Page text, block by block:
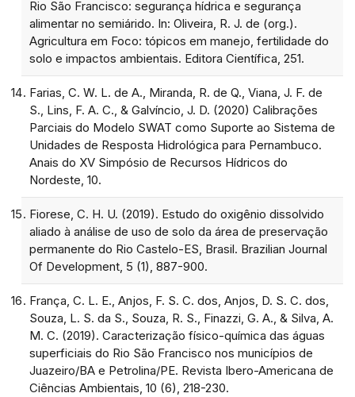
Rio São Francisco: segurança hídrica e segurança
alimentar no semiárido. In: Oliveira, R. J. de (org.).
Agricultura em Foco: tópicos em manejo, fertilidade do
solo e impactos ambientais. Editora Científica, 251.
Farias, C. W. L. de A., Miranda, R. de Q., Viana, J. F. de
S., Lins, F. A. C., & Galvíncio, J. D. (2020) Calibrações
Parciais do Modelo SWAT como Suporte ao Sistema de
Unidades de Resposta Hidrológica para Pernambuco.
Anais do XV Simpósio de Recursos Hídricos do
Nordeste, 10.
Fiorese, C. H. U. (2019). Estudo do oxigênio dissolvido
aliado à análise de uso de solo da área de preservação
permanente do Rio Castelo-ES, Brasil. Brazilian Journal
Of Development, 5 (1), 887-900.
França, C. L. E., Anjos, F. S. C. dos, Anjos, D. S. C. dos,
Souza, L. S. da S., Souza, R. S., Finazzi, G. A., & Silva, A.
M. C. (2019). Caracterização físico-química das águas
superficiais do Rio São Francisco nos municípios de
Juazeiro/BA e Petrolina/PE. Revista Ibero-Americana de
Ciências Ambientais, 10 (6), 218-230.